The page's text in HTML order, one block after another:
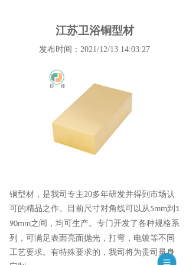
江苏卫浴铜型材
发布时间：2021/12/13 14:03:27
铜型材，是我司专主20多年研发并得到市场认
可的精品之作。目前尺寸对角线可以从 5mm到 1
90mm之间，均可生产。专门开发了各种规格系
列，可满足表面亮面抛光，打弯，电镀等不同
工艺要求。有特殊要求的，我司将为贵司量身